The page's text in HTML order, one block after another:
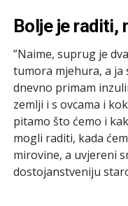
Bolje je raditi,
”Naime, suprug je
tumora mjehura, a ja
dnevno primam
zemlji i s ovcama i
pitamo što ćemo i
mogli raditi, kada
mirovine, a uvjereni
dostojanstveniju